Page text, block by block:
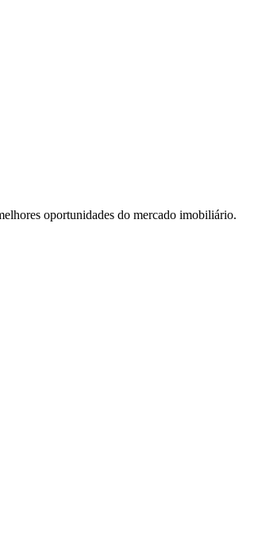
oportunidades do mercado imobiliário.